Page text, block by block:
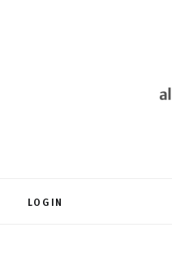
LOGIN